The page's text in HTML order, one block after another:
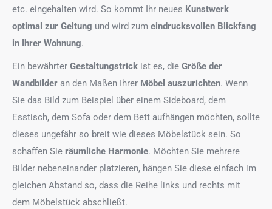
etc. eingehalten wird. So kommt Ihr neues Kunstwerk
optimal zur Geltung und wird zum eindrucksvollen Blickfang
in Ihrer Wohnung.
Ein bewährter Gestaltungstrick ist es, die Größe der
Wandbilder an den Maßen Ihrer Möbel auszurichten. Wenn
Sie das Bild zum Beispiel über einem Sideboard, dem
Esstisch, dem Sofa oder dem Bett aufhängen möchten, sollte
dieses ungefähr so breit wie dieses Möbelstück sein. So
schaffen Sie räumliche Harmonie. Möchten Sie mehrere
Bilder nebeneinander platzieren, hängen Sie diese einfach im
gleichen Abstand so, dass die Reihe links und rechts mit
dem Möbelstück abschließt.